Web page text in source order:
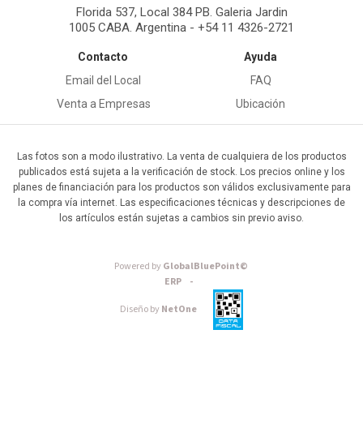
Florida 537, Local 384 PB. Galeria Jardin
1005 CABA. Argentina - +54 11 4326-2721
Contacto
Email del Local
Venta a Empresas
Ayuda
FAQ
Ubicación
Las fotos son a modo ilustrativo. La venta de cualquiera de los productos
publicados está sujeta a la verificación de stock. Los precios online y los
planes de financiación para los productos son válidos exclusivamente para
la compra vía internet. Las especificaciones técnicas y descripciones de
los artículos están sujetas a cambios sin previo aviso.
Powered byGlobalBluePoint©
ERP -
Diseño byNetOne